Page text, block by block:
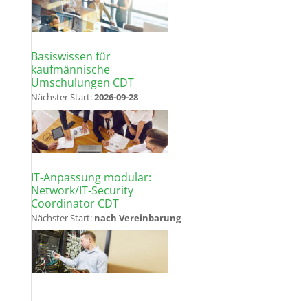
Basiswissen für
kaufmännische
Umschulungen CDT
Nächster Start:2026-09-28
IT-Anpassung modular:
Network/IT-Security
Coordinator CDT
Nächster Start: nach Vereinbarung